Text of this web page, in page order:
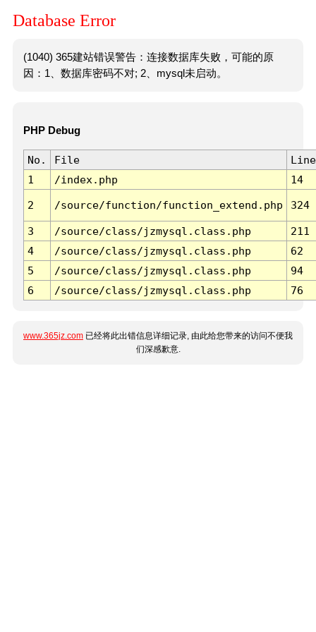
Database Error
(1040) 365建站错误警告：连接数据库失败，可能的原
因：1、数据库密码不对; 2、mysql未启动。
PHP Debug
No. File
Line
1
/index.php 14
2 /source/function/function_extend.php 324
3 /source/class/jzmysql.class.php
211
4
/source/class/jzmysql.class.php
62
5
/source/class/jzmysql.class.php
94
6
/source/class/jzmysql.class.php 76
www.365jz.com 已经将此出错信息详细记录, 由此给您带来的访问不便我
们深感歉意.